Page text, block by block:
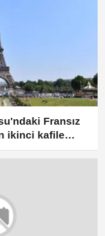
Fransız
ikinci kafile